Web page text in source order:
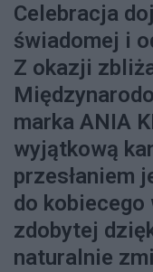
Celebracja
świadomej i
Z okazji
marka ANIA
wyjątkową
przesłaniem
do kobiecego
zdobytej
naturalnie